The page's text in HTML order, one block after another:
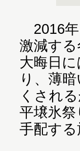
2016年
激減す
大晦日
り、薄
くされ
平壌氷
手配す